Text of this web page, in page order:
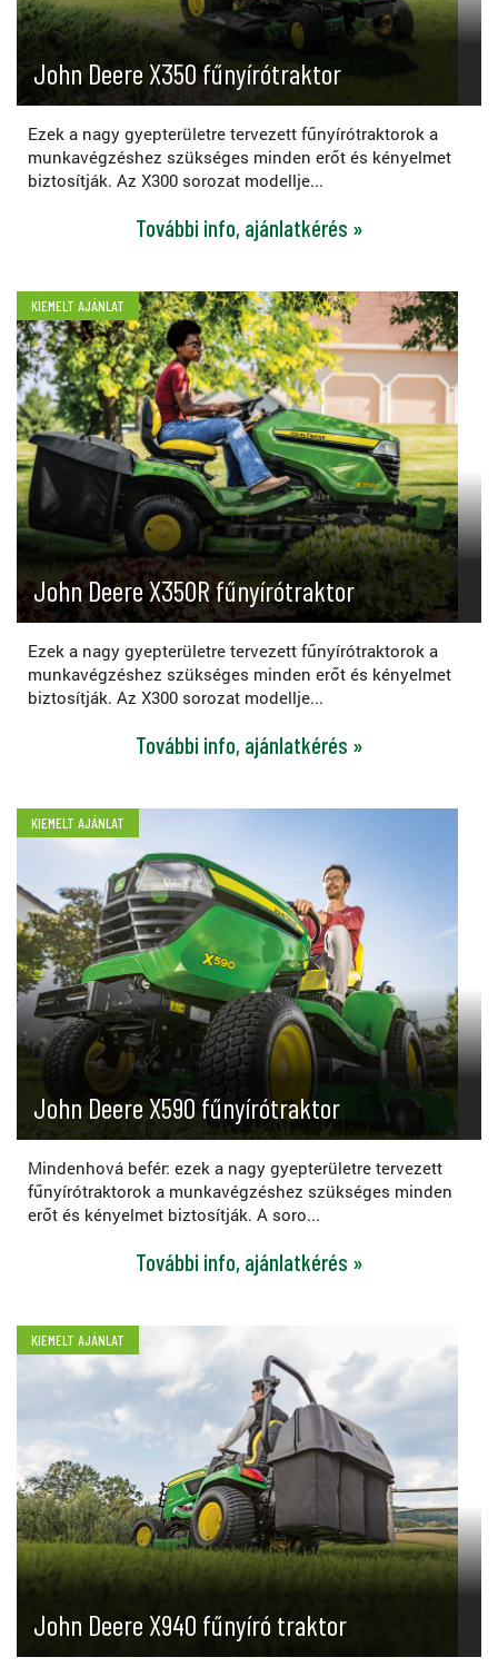
John Deere X350 fűnyírótraktor
Ezek a nagy gyepterületre tervezett fűnyírótraktorok a
munkavégzéshez szükséges minden erőt és kényelmet
biztosítják. Az X300 sorozat modellje...
További info, ajánlatkérés »
KIEMELT AJÁNLAT
John Deere X350R fűnyírótraktor
Ezek a nagy gyepterületre tervezett fűnyírótraktorok a
munkavégzéshez szükséges minden erőt és kényelmet
biztosítják. Az X300 sorozat modellje...
További info, ajánlatkérés »
KIEMELT AJÁNLAT
John Deere X590 fűnyírótraktor
Mindenhová befér: ezek a nagy gyepterületre tervezett
fűnyírótraktorok a munkavégzéshez szükséges minden
erőt és kényelmet biztosítják. A soro...
További info, ajánlatkérés »
KIEMELT AJÁNLAT
John Deere X940 fűnyíró traktor